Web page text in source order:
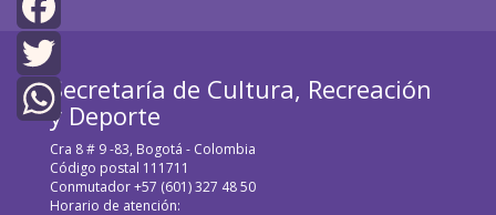
Facebook
Twitter
WhatsApp
Secretaría de Cultura, Recreación
y Deporte
Cra 8 # 9 -83, Bogotá - Colombia
Código postal 111711
Conmutador +57 (601) 327 48 50
Horario de atención: